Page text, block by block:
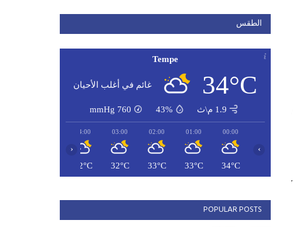
الطقس
Tempe
34°C غائم في أغلب الأحيان
1.9 م\ث 43%
760
mmHg
00:00
34°C
01:00
33°C
02:00
33°C
03:00
32°C
04:00
32°C
‹ ›
POPULAR POSTS